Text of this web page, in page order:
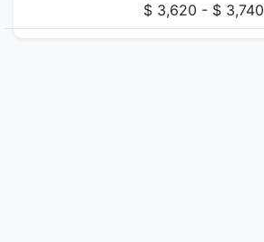
$ 3,620 - $ 3,740